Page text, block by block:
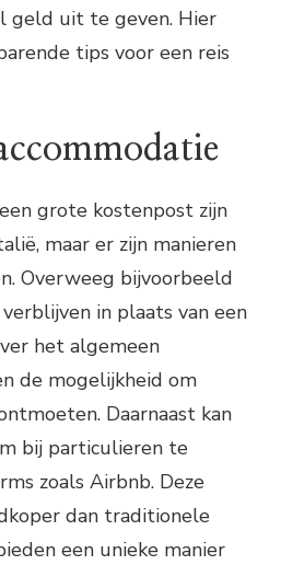
geld uit te geven. Hier
tips voor een reis
grote kostenpost zijn
maar er zijn manieren
Overweeg bijvoorbeeld
in plaats van een
het algemeen
de mogelijkheid om
Daarnaast kan
bij particulieren te
zoals Airbnb. Deze
dan traditionele
een unieke manier